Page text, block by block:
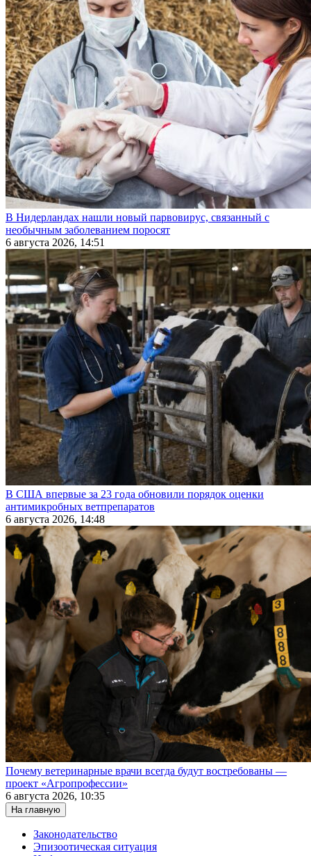
В Нидерландах нашли новый парвовирус, связанный с
необычным заболеванием поросят
6 августа 2026, 14:51
В США впервые за 23 года обновили порядок оценки
антимикробных ветпрепаратов
6 августа 2026, 14:48
Почему ветеринарные врачи всегда будут востребованы —
проект «Агропрофессии»
6 августа 2026, 10:35
На главную
Законодательство
Эпизоотическая ситуация